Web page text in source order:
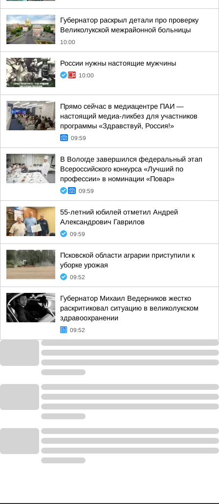
Губернатор раскрыл детали про проверку
Великолукской межрайонной больницы
10:00
России нужны настоящие мужчины
10:00
Прямо сейчас в медиацентре ПАИ —
настоящий медиа-ликбез для участников
программы «Здравствуй, Россия!»
09:59
В Вологде завершился федеральный этап
Всероссийского конкурса «Лучший по
профессии» в номинации «Повар»
09:59
55-летний юбилей отметил Андрей
Александрович Гаврилов
09:59
Псковской области аграрии приступили к
уборке урожая
09:52
Губернатор Михаил Ведерников жестко
раскритиковал ситуацию в великолукском
здравоохранении
09:52